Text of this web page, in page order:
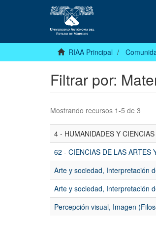
RIAA Principal
Filtrar por:
Mostrando recursos 1-5 de 3
4 - HUMANIDADES Y
62 - CIENCIAS DE LAS ARTES
Arte y sociedad, Interpretación
Arte y sociedad, Interpretación
Percepción visual, Imagen